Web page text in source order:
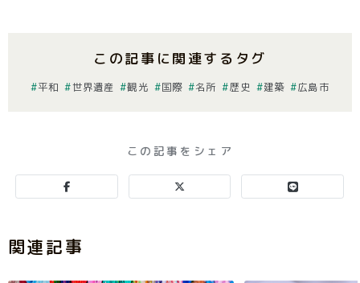
この記事に関連するタグ
平和 世界遺産 観光 国際 名所 歴史 建築 広島市
この記事をシェア
関連記事